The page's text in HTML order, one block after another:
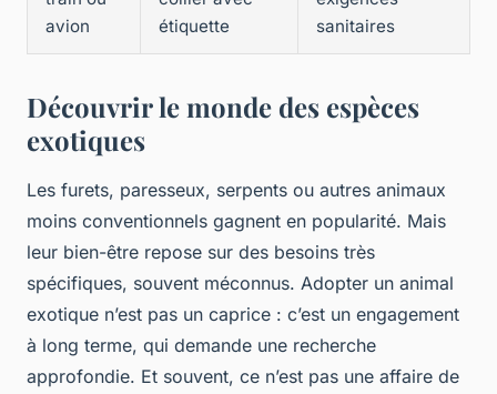
avion
étiquette
sanitaires
Découvrir le monde des espèces
exotiques
Les furets, paresseux, serpents ou autres animaux
moins conventionnels gagnent en popularité. Mais
leur bien-être repose sur des besoins très
spécifiques, souvent méconnus. Adopter un animal
exotique n’est pas un caprice : c’est un engagement
à long terme, qui demande une recherche
approfondie. Et souvent, ce n’est pas une affaire de